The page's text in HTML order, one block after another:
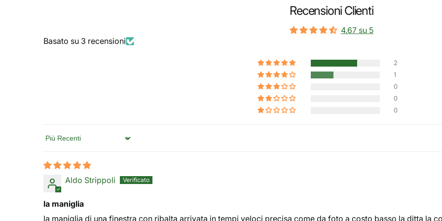
Recensioni Clienti
4.67 su 5
Basato su 3 recensioni
2
1
0
0
0
Sort by
Aldo Strippoli
la maniglia
la maniglia di una finestra con ribalta arrivata in tempi veloci precisa come da foto a costo basso la ditta la